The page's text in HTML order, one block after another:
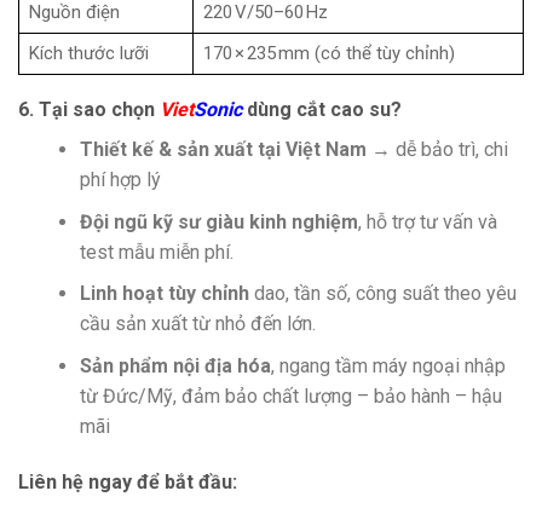
Nguồn điện
220 V/50–60 Hz
Kích thước lưỡi
170 × 235 mm (có thể tùy chỉnh)
6. Tại sao chọn VietSonicdùng cắt cao su?
Thiết kế & sản xuất tại Việt Nam → dễ bảo trì, chi
phí hợp lý
Đội ngũ kỹ sư giàu kinh nghiệm, hỗ trợ tư vấn và
test mẫu miễn phí.
Linh hoạt tùy chỉnhdao, tần số, công suất theo yêu
cầu sản xuất từ nhỏ đến lớn.
Sản phẩm nội địa hóa, ngang tầm máy ngoại nhập
từ Đức/Mỹ, đảm bảo chất lượng – bảo hành – hậu
mãi
Liên hệ ngay để bắt đầu: